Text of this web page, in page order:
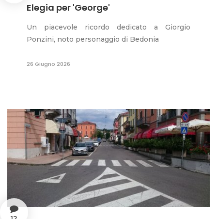
Elegia per 'George'
Un piacevole ricordo dedicato a Giorgio
Ponzini, noto personaggio di Bedonia
26 Giugno 2026